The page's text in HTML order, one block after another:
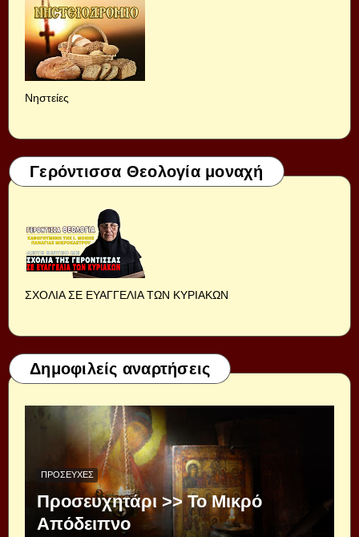
Νηστείες
Γερόντισσα Θεολογία μοναχή
ΣΧΟΛΙΑ ΣΕ ΕΥΑΓΓΕΛΙΑ ΤΩΝ ΚΥΡΙΑΚΩΝ
Δημοφιλείς αναρτήσεις
ΠΡΟΣΕΥΧΈΣ
Προσευχητάρι >> Το Μικρό
Απόδειπνο